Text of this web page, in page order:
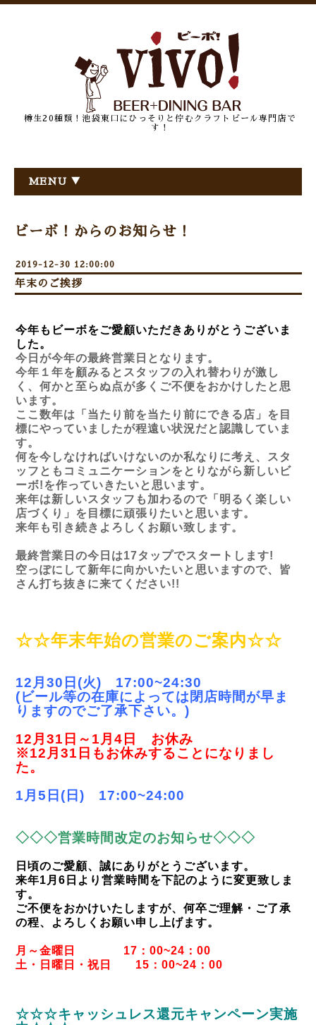
樽生20種類！池袋東口にひっそりと佇むクラフトビール専門店で
す！
MENU ▼
ビーボ！からのお知らせ！
2019-12-30 12:00:00
年末のご挨拶
今年もビーボをご愛顧いただきありがとうございま
した。
今日が今年の最終営業日となります。
今年１年を顧みるとスタッフの入れ替わりが激し
く、何かと至らぬ点が多くご不便をおかけしたと思
います。
ここ数年は「当たり前を当たり前にできる店」を目
標にやっていましたが程遠い状況だと認識していま
す。
何を今しなければいけないのか私なりに考え、スタ
ッフともコミュニケーションをとりながら新しいビ
ーボ!を作っていきたいと思います。
来年は新しいスタッフも加わるので「明るく楽しい
店づくり」を目標に頑張りたいと思います。
来年も引き続きよろしくお願い致します。
最終営業日の今日は17タップでスタートします!
空っぽにして新年に向かいたいと思いますので、皆
さん打ち抜きに来てください!!
☆☆年末年始の営業のご案内☆☆
12月30日(火) 17:00~24:30
(ビール等の在庫によっては閉店時間が早ま
りますのでご了承下さい。)
12月31日～1月4日 お休み
※12月31日もお休みすることになりまし
た。
1月5日(日) 17:00~24:00
◇◇◇営業時間改定のお知らせ◇◇◇
日頃のご愛顧、誠にありがとうございます。
来年1月6日より営業時間を下記のように変更致しま
す。
ご不便をおかけいたしますが、何卒ご理解・ご了承
の程、よろしくお願い申し上げます。
月～金曜日 17：00~24：00
土・日曜日・祝日 15：00~24：00
☆☆☆キャッシュレス還元キャンペーン実施